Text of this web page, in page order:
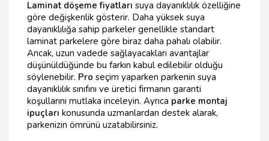
Laminat döşeme fiyatları suya dayanıklılık özelliğine
göre değişkenlik gösterir. Daha yüksek suya
dayanıklılığa sahip parkeler genellikle standart
laminat parkelere göre biraz daha pahalı olabilir.
Ancak, uzun vadede sağlayacakları avantajlar
düşünüldüğünde bu farkın kabul edilebilir olduğu
söylenebilir. Pro seçim yaparken parkenin suya
dayanıklılık sınıfını ve üretici firmanın garanti
koşullarını mutlaka inceleyin. Ayrıca parke montaj
ipuçları konusunda uzmanlardan destek alarak,
parkenizin ömrünü uzatabilirsiniz.